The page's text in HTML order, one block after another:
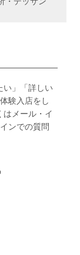
い」「詳しい
験入店をし
はメール・イ
ンでの質問